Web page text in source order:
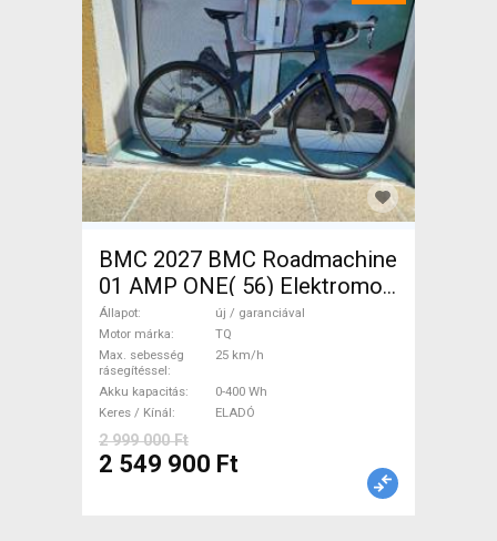
BMC 2027 BMC Roadmachine
01 AMP ONE( 56) Elektromos
Országúti / Gravel TQ új /
garanciával ELADÓ
Állapot
új / garanciával
Motor márka
TQ
Max. sebesség
rásegítéssel
25 km/h
Akku kapacitás
0-400 Wh
Keres / Kínál
ELADÓ
2 999 000 Ft
2 549 900 Ft